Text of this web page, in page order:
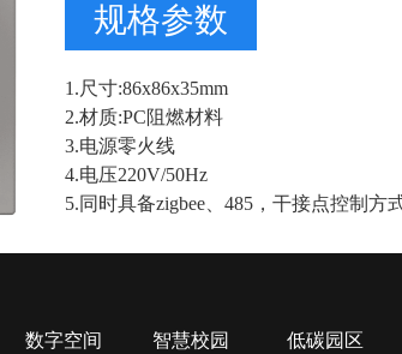
规格参数
1.尺寸:86x86x35mm
2.材质:PC阻燃材料
3.电源零火线
4.电压220V/50Hz
5.同时具备zigbee、485，干接点控制方
数字空间 智慧校园 低碳园区